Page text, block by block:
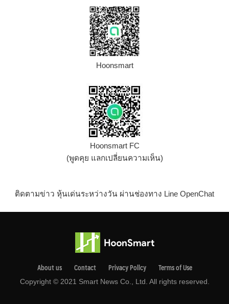
Hoonsmart
Hoonsmart FC
(พูดคุย แลกเปลี่ยนความเห็น)
ติดตามข่าว หุ้นเด่นระหว่างวัน ผ่านช่องทาง Line OpenChat
About us Contact Privacy Pollcy Terms of Use
Copyright © 2021 Smart News Co., Ltd. All rights reserved.